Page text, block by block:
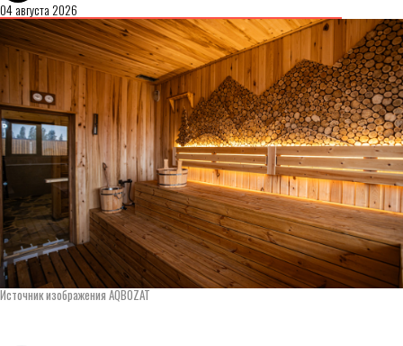
04 августа 2026
Источник изображения AQBOZAT